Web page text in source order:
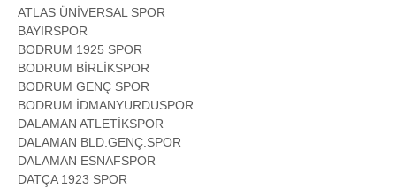
ATLAS ÜNİVERSAL SPOR
BAYIRSPOR
BODRUM 1925 SPOR
BODRUM BİRLİKSPOR
BODRUM GENÇ SPOR
BODRUM İDMANYURDUSPOR
DALAMAN ATLETİKSPOR
DALAMAN BLD.GENÇ.SPOR
DALAMAN ESNAFSPOR
DATÇA 1923 SPOR